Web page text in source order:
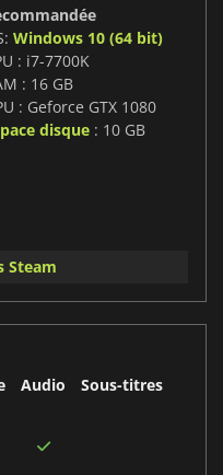
Windows 10 (64 bit)
: i7-7700K
: 16 GB
: Geforce GTX 1080
disque : 10 GB
Steam
Audio
Sous-titres